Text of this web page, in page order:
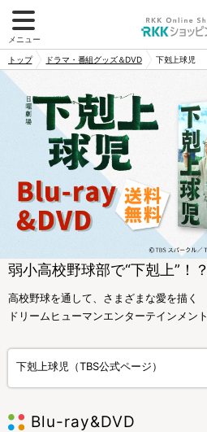
メニュー
トップ ドラマ・番組グッズ＆DVD 下剋上球児
弱小高校野球部で“下剋上”！？
高校野球を通して、さまざまな愛を描く
ドリームヒューマンエンターテインメント
下剋上球児（TBS公式ページ）
Blu-ray&DVD